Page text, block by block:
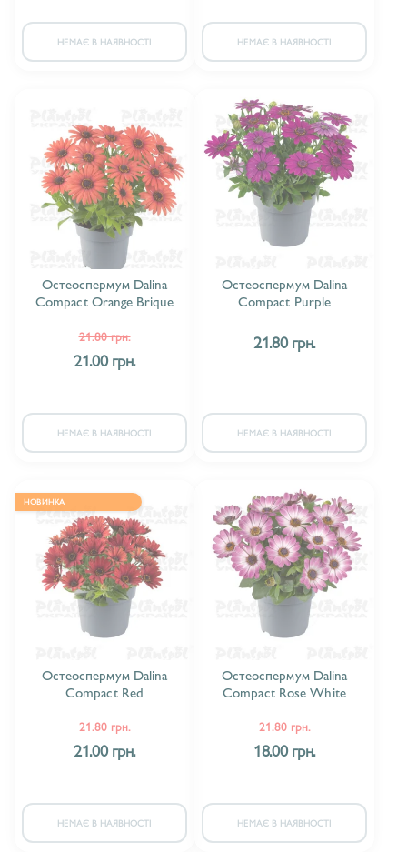
НЕМАЄ В НАЯВНОСТІ НЕМАЄ В НАЯВНОСТІ
Остеоспермум Dalina
Compact Orange Brique
21.80 грн.
21.00 грн.
НЕМАЄ В НАЯВНОСТІ
Остеоспермум Dalina
Compact Purple
21.80 грн.
НЕМАЄ В НАЯВНОСТІ
НОВИНКА
Остеоспермум Dalina
Compact Red
21.80 грн.
21.00 грн.
НЕМАЄ В НАЯВНОСТІ
Остеоспермум Dalina
Compact Rose White
21.80 грн.
18.00 грн.
НЕМАЄ В НАЯВНОСТІ